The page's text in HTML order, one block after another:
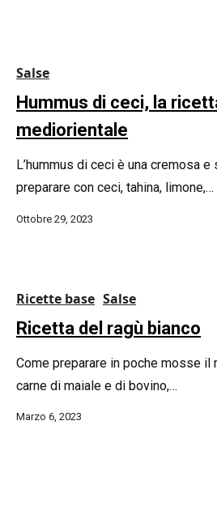
Salse
Hummus di ceci, la
mediorientale
L’hummus di ceci è una cremosa
preparare con ceci, tahina, limone,…
Ottobre 29, 2023
Ricette base Salse
Ricetta del ragù bianco
Come preparare in poche mosse il
carne di maiale e di bovino,…
Marzo 6, 2023